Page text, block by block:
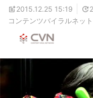
2015.12.25 15:19
コンテンツバイラルネッ